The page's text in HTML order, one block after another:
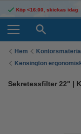
Köp <16:00, skickas idag
Hem
Kensington
Sekretessfilter 22" |